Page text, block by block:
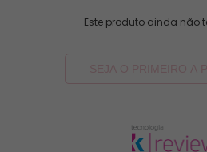
Este produto ainda não
SEJA O PRIMEIRO A